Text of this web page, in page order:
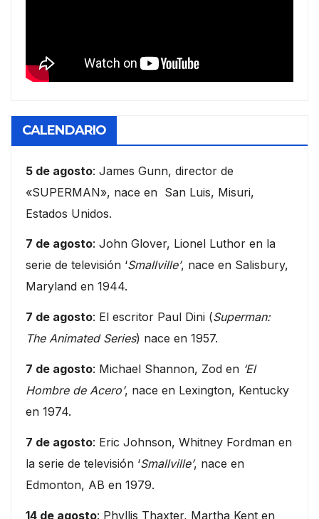
CALENDARIO
5 de agosto: James Gunn, director de
«SUPERMAN», nace en San Luis, Misuri,
Estados Unidos.
7 de agosto: John Glover, Lionel Luthor en la
serie de televisión ‘Smallville’, nace en Salisbury,
Maryland en 1944.
7 de agosto: El escritor Paul Dini (Superman:
The Animated Series) nace en 1957.
7 de agosto: Michael Shannon, Zod en ‘El
Hombre de Acero’, nace en Lexington, Kentucky
en 1974.
7 de agosto: Eric Johnson, Whitney Fordman en
la serie de televisión ‘Smallville’, nace en
Edmonton, AB en 1979.
14 de agosto: Phyllis Thaxter, Martha Kent en